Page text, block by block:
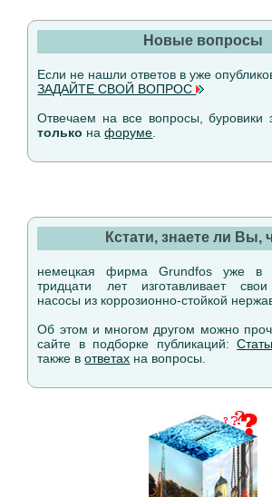
Новые вопросы
Если не нашли ответов в уже
ЗАДАЙТЕ СВОЙ ВОПРОС
Отвечаем на все вопросы, буровики
только нафоруме
Кстати, знаете ли Вы,
немецкая фирма Grundfos уже в
тридцати лет изготавливает
насосы из коррозионно-стойкой
Об этом и многом другом можно
сайте в подборке публикаций:
также вответах на вопросы.